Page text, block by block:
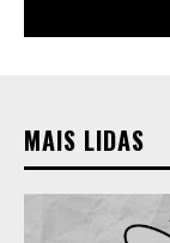
MAIS LIDAS